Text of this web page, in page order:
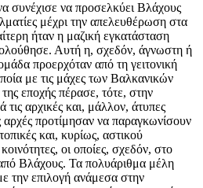
συνέχισε να προσελκύει Βλάχους
μέχρι την απελευθέρωση στα
ήταν η μαζική εγκατάσταση
Αυτή η, σχεδόν, άγνωστη ή
προερχόταν από τη γειτονική
με τις μάχες των Βαλκανικών
εποχής πέρασε, τότε, στην
αρχικές και, μάλλον, άτυπες
αρχές προτίμησαν να παραγκωνίσουν
και, κυρίως, αστικού
οι οποίες, σχεδόν, στο
Βλάχους. Τα πολυάριθμα μέλη
την επιλογή ανάμεσα στην